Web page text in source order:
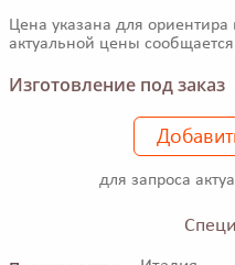
Цена указана для
актуальной цены сообщается
Изготовление под заказ
для запроса